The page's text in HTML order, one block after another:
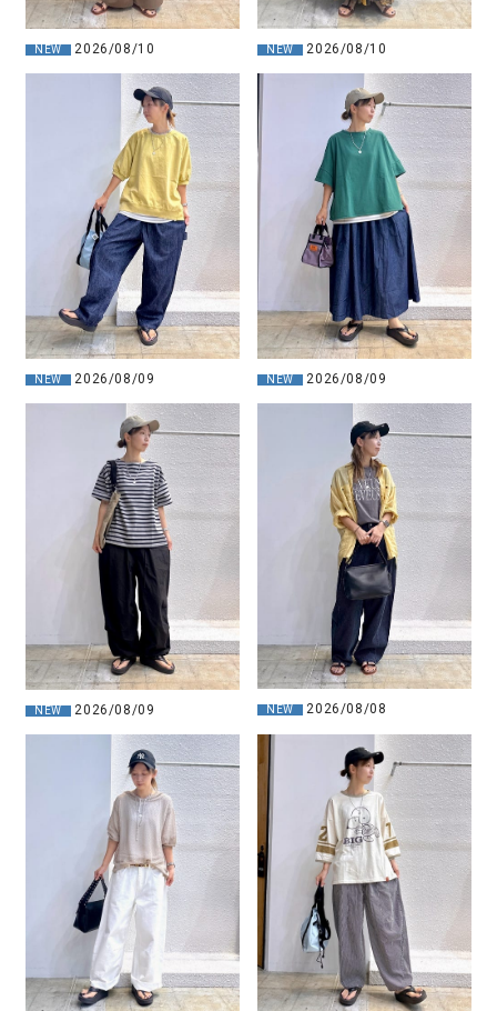
NEW 2026/08/10 NEW 2026/08/10
NEW 2026/08/09 NEW 2026/08/09
NEW 2026/08/09 NEW 2026/08/08